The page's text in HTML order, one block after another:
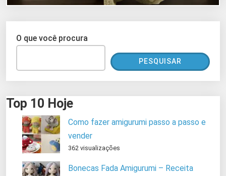
O que você procura
PESQUISAR
Top 10 Hoje
Como fazer amigurumi passo a passo e
vender
362 visualizações
Bonecas Fada Amigurumi – Receita